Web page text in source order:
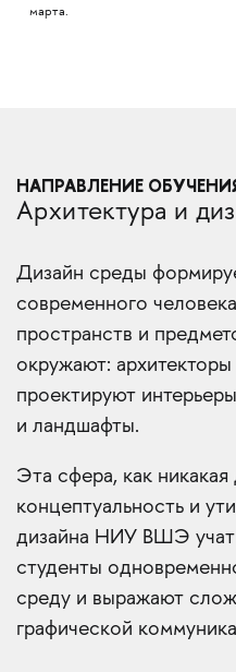
марта.
НАПРАВЛЕНИЕ
Архитектура и
Дизайн среды
современного
пространств и
окружают:
проектируют
и ландшафты.
Эта сфера, как никакая
концептуальность и
дизайна НИУ ВШЭ учат
студенты
среду и выражают
графической